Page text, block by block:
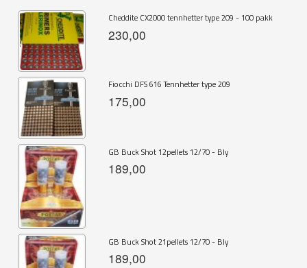
Cheddite CX2000 tennhetter type 209 - 100 pakk
230,00
Fiocchi DFS 616 Tennhetter type 209
175,00
GB Buck Shot 12pellets 12/70 - Bly
189,00
GB Buck Shot 21pellets 12/70 - Bly
189,00